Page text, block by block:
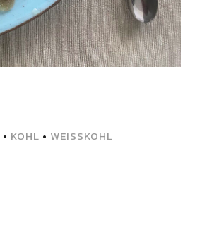
• KOHL • WEISSKOHL